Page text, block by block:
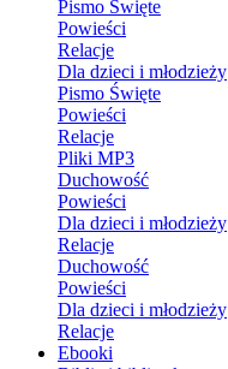
Pismo Święte
Powieści
Relacje
Dla dzieci i młodzieży
Pismo Święte
Powieści
Relacje
Pliki MP3
Duchowość
Powieści
Dla dzieci i młodzieży
Relacje
Duchowość
Powieści
Dla dzieci i młodzieży
Relacje
Ebooki